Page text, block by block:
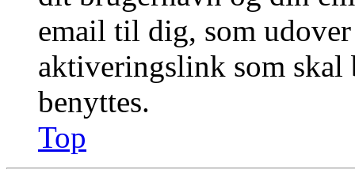
email til dig, som
aktiveringslink som skal
benyttes.
Top